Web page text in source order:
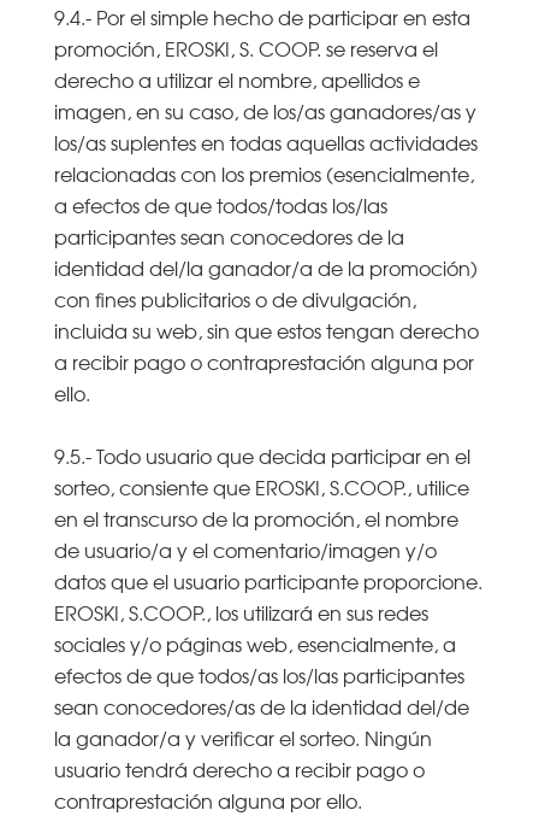
9.4.- Por el simple hecho de participar en esta
promoción, EROSKI, S. COOP. se reserva el
derecho a utilizar el nombre, apellidos e
imagen, en su caso, de los/as ganadores/as y
los/as suplentes en todas aquellas actividades
relacionadas con los premios (esencialmente,
a efectos de que todos/todas los/las
participantes sean conocedores de la
identidad del/la ganador/a de la promoción)
con fines publicitarios o de divulgación,
incluida su web, sin que estos tengan derecho
a recibir pago o contraprestación alguna por
ello.
9.5.- Todo usuario que decida participar en el
sorteo, consiente que EROSKI, S.COOP., utilice
en el transcurso de la promoción, el nombre
de usuario/a y el comentario/imagen y/o
datos que el usuario participante proporcione.
EROSKI, S.COOP., los utilizará en sus redes
sociales y/o páginas web, esencialmente, a
efectos de que todos/as los/las participantes
sean conocedores/as de la identidad del/de
la ganador/a y verificar el sorteo. Ningún
usuario tendrá derecho a recibir pago o
contraprestación alguna por ello.